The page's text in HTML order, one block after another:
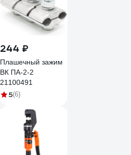
244 ₽
Плашечный зажим
ВК ПА-2-2
21100491
5(6)